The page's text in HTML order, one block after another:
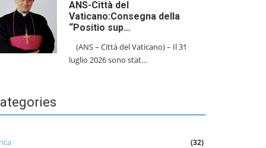
ANS-Città del
Vaticano:Consegna della
“Positio sup…
(ANS – Città del Vaticano) – Il 31
luglio 2026 sono stat…
(32)